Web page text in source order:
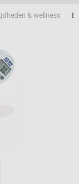
& wellness